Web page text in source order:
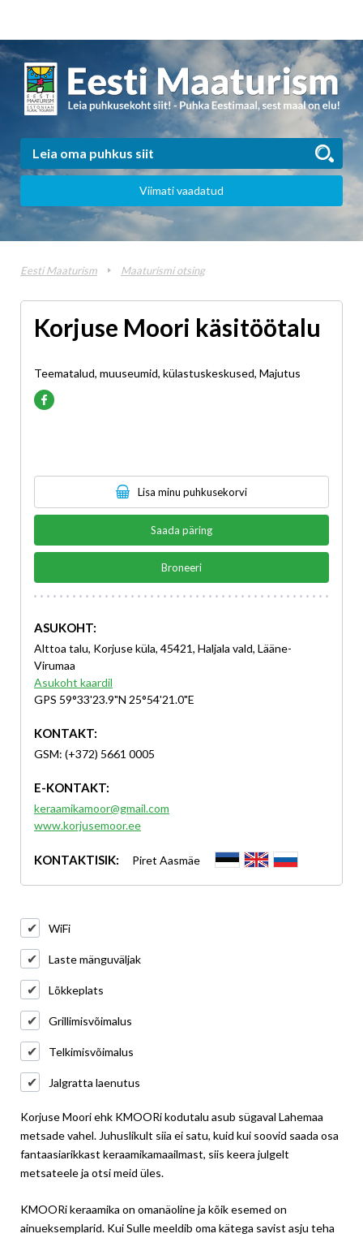
Viimati vaadatud
Eesti Maaturism Maaturismi otsing
Korjuse Moori käsitöötalu
Teematalud, muuseumid, külastuskeskused, Majutus
Lisa minu puhkusekorvi
Saada päring
Broneeri
ASUKOHT:
Alttoa talu, Korjuse küla, 45421, Haljala vald, Lääne-
Virumaa
Asukoht kaardil
GPS 59°33'23.9"N 25°54'21.0"E
KONTAKT:
GSM: (+372) 5661 0005
E-KONTAKT:
keraamikamoor@gmail.com
www.korjusemoor.ee
KONTAKTISIK: Piret Aasmäe
WiFi
Laste mänguväljak
Lõkkeplats
Grillimisvõimalus
Telkimisvõimalus
Jalgratta laenutus
Korjuse Moori ehk KMOORi kodutalu asub sügaval Lahemaa
metsade vahel. Juhuslikult siia ei satu, kuid kui soovid saada osa
fantaasiarikkast keraamikamaailmast, siis keera julgelt
metsateele ja otsi meid üles.
KMOORi keraamika on omanäoline ja kõik esemed on
ainueksemplarid. Kui Sulle meeldib oma kätega savist asju teha